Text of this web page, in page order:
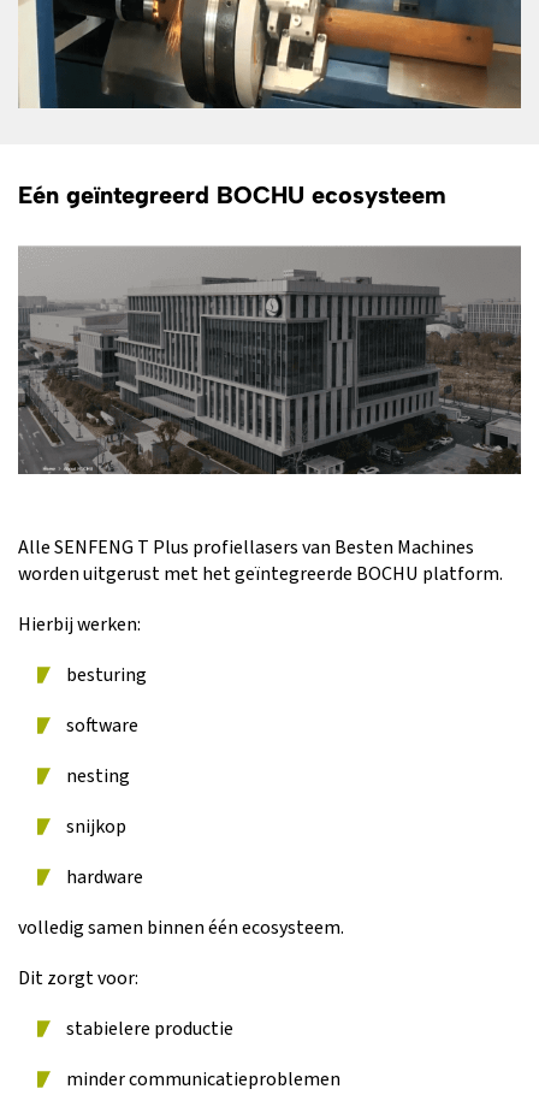
Eén geïntegreerd BOCHU ecosysteem
Alle SENFENG T Plus profiellasers van Besten Machines
worden uitgerust met het geïntegreerde BOCHU platform.
Hierbij werken:
besturing
software
nesting
snijkop
hardware
volledig samen binnen één ecosysteem.
Dit zorgt voor:
stabielere productie
minder communicatieproblemen